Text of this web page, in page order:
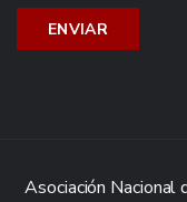
Asociación